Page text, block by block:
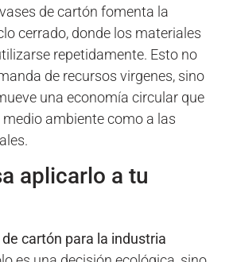
de cartón fomenta la
cerrado, donde los materiales
repetidamente. Esto no
de recursos virgenes, sino
una economía circular que
ambiente como a las
aplicarlo a tu
cartón para la industria